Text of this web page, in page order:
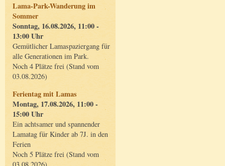
Lama-Park-Wanderung im
Sommer
Sonntag, 16.08.2026, 11:00 -
13:00 Uhr
Gemütlicher Lamaspaziergang für
alle Generationen im Park.
Noch 4 Plätze frei (Stand vom
03.08.2026)
Ferientag mit Lamas
Montag, 17.08.2026, 11:00 -
15:00 Uhr
Ein achtsamer und spannender
Lamatag für Kinder ab 7J. in den
Ferien
Noch 5 Plätze frei (Stand vom